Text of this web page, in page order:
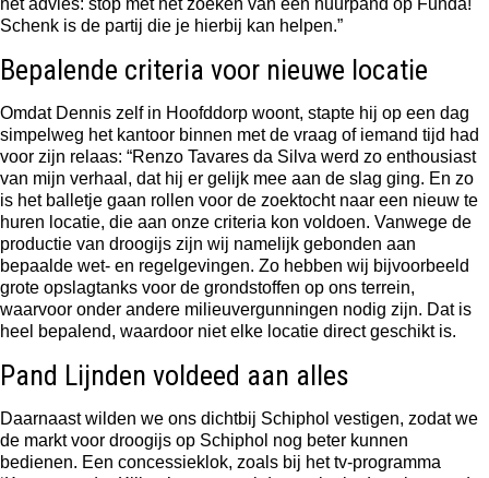
Schenk is de partij die je hierbij kan helpen.”
Bepalende criteria voor nieuwe locatie
Omdat Dennis zelf in Hoofddorp woont, stapte hij op een dag
simpelweg het kantoor binnen met de vraag of iemand tijd had
voor zijn relaas: “Renzo Tavares da Silva werd zo enthousiast
van mijn verhaal, dat hij er gelijk mee aan de slag ging. En zo
is het balletje gaan rollen voor de zoektocht naar een nieuw te
huren locatie, die aan onze criteria kon voldoen. Vanwege de
productie van droogijs zijn wij namelijk gebonden aan
bepaalde wet- en regelgevingen. Zo hebben wij bijvoorbeeld
grote opslagtanks voor de grondstoffen op ons terrein,
waarvoor onder andere milieuvergunningen nodig zijn. Dat is
heel bepalend, waardoor niet elke locatie direct geschikt is.
Pand Lijnden voldeed aan alles
Daarnaast wilden we ons dichtbij Schiphol vestigen, zodat we
de markt voor droogijs op Schiphol nog beter kunnen
bedienen. Een concessieklok, zoals bij het tv-programma